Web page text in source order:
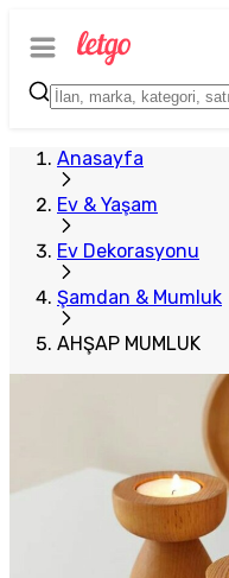
Anasayfa
Ev & Yaşam
Ev Dekorasyonu
Şamdan & Mumluk
AHŞAP MUMLUK
Plus Satıcı